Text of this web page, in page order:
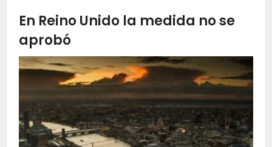
En Reino Unido la medida no se
aprobó